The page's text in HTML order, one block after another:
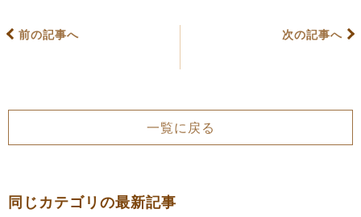
前の記事へ 次の記事へ
一覧に戻る
同じカテゴリの最新記事